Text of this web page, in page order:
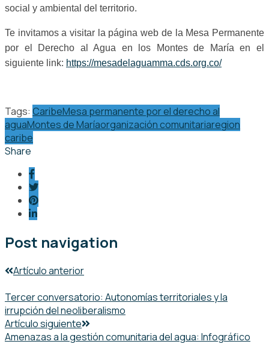
social y ambiental del territorio.
Te invitamos a visitar la página web de la Mesa Permanente
por el Derecho al Agua en los Montes de María en el
siguiente link: https://mesadelaguamma.cds.org.co/
Tags: CaribeMesa permanente por el derecho al
aguaMontes de Maríaorganización comunitariaregion
caribe
Share
Post navigation
Artículo anterior
Tercer conversatorio: Autonomías territoriales y la
irrupción del neoliberalismo
Artículo siguiente
Amenazas a la gestión comunitaria del agua: Infográfico